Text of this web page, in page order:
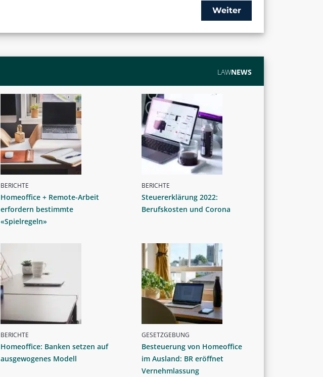
Weiter
LAWNEWS
BERICHTE
Homeoffice + Remote-Arbeit
erfordern bestimmte
«Spielregeln»
BERICHTE
Steuererklärung 2022:
Berufskosten und Corona
BERICHTE
Homeoffice: Banken setzen auf
ausgewogenes Modell
GESETZGEBUNG
Besteuerung von Homeoffice
im Ausland: BR eröffnet
Vernehmlassung